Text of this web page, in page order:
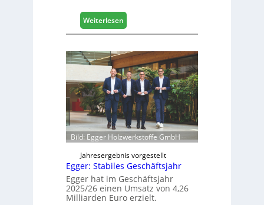
i
i
e
r
t
s
c
h
Weiterlesen:
H
f
e
l
e
e
r
ö
f
f
n
e
t
L
o
Bild: Egger Holzwerkstoffe GmbH
Jahresergebnis vorgestellt
Egger: Stabiles Geschäftsjahr
Egger hat im Geschäftsjahr
2025/26 einen Umsatz von 4,26
Milliarden Euro erzielt.